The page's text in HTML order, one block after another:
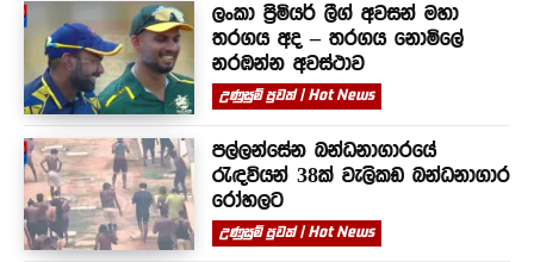
ලංකා ප්‍රිමියර් ලීග් අවසන් මහා
තරගය අද – තරගය නොමිලේ
නරඹන්න අවස්ථාව
උණුසුම් පුවත් | Hot News
පල්ලන්සේන බන්ධනාගාරයේ
රැඳවියන් 38ක් වැලිකඩ බන්ධනාගාර
රෝහලට
උණුසුම් පුවත් | Hot News